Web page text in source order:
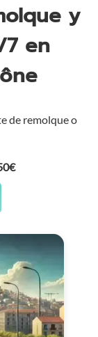
y
7 en
de remolque o